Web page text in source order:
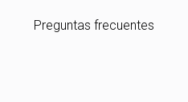
Preguntas frecuentes